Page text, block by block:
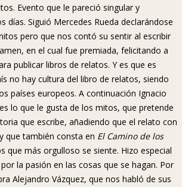
Evento que le pareció singular y
días. Siguió Mercedes Rueda declarándose
pero que nos contó su sentir al escribir
en el cual fue premiada, felicitando a
publicar libros de relatos. Y es que es
no hay cultura del libro de relatos, siendo
países europeos. A continuación Ignacio
lo que le gusta de los mitos, que pretende
que escribe, añadiendo que el relato con
que también consta en El Camino de los
que más orgulloso se siente. Hizo especial
la pasión en las cosas que se hagan. Por
Alejandro Vázquez, que nos habló de sus